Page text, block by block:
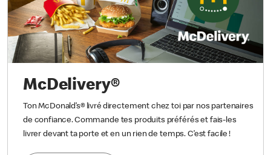
McDelivery®
Ton McDonald’s® livré directement chez toi par nos partenaires
de confiance. Commande tes produits préférés et fais-les
livrer devant ta porte et en un rien de temps. C’est facile !